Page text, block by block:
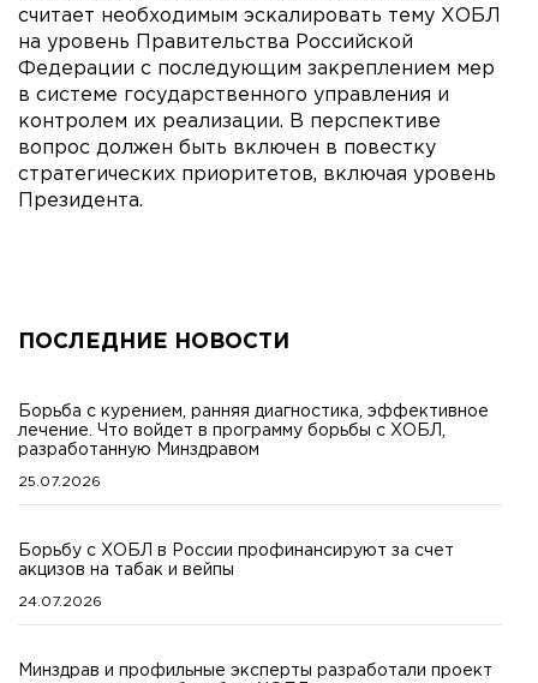
считает необходимым эскалировать тему ХОБЛ
на уровень Правительства Российской
Федерации с последующим закреплением мер
в системе государственного управления и
контролем их реализации. В перспективе
вопрос должен быть включен в повестку
стратегических приоритетов, включая уровень
Президента.
ПОСЛЕДНИЕ НОВОСТИ
Борьба с курением, ранняя диагностика, эффективное
лечение. Что войдет в программу борьбы с ХОБЛ,
разработанную Минздравом
25.07.2026
Борьбу с ХОБЛ в России профинансируют за счет
акцизов на табак и вейпы
24.07.2026
Минздрав и профильные эксперты разработали проект